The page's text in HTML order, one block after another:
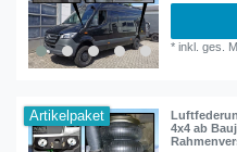
*inkl. ges.
Artikelpaket
4x4 ab